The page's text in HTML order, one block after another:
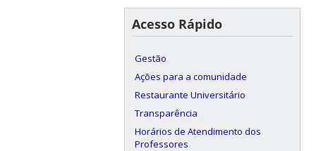
Acesso Rápido
Gestão
Ações para a comunidade
Restaurante Universitário
Transparência
Horários de Atendimento dos
Professores